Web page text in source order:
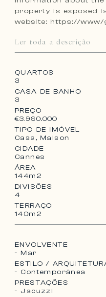
property is exposed
website: https://
Ler toda a descrição
QUARTOS
3
CASA DE BANHO
3
PREÇO
€3.990.000
TIPO DE IMÓVEL
Casa, Maison
CIDADE
Cannes
ÁREA
144m2
DIVISÕES
4
TERRAÇO
140m2
ENVOLVENTE
- Mar
ESTILO /
- Contemporânea
PRESTAÇÕES
- Jacuzzi